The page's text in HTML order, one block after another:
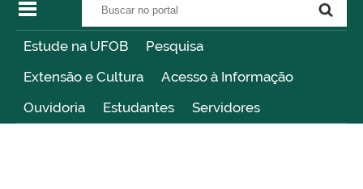
Estude na UFOB
Pesquisa
Extensão e Cultura
Acesso à Informação
Ouvidoria
Estudantes Servidores